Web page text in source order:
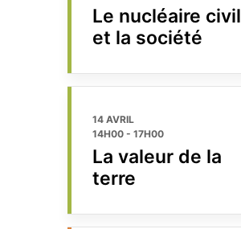
Le nucléaire civil
et la société
14 AVRIL
14H00 - 17H00
La valeur de la
terre